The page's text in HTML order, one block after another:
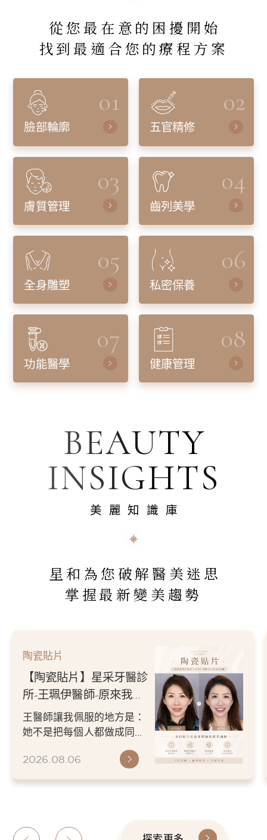
從您最在意的困擾開始
找到最適合您的療程方案
01
臉部輪廓
02
五官精修
03
膚質管理
04
齒列美學
05
全身雕塑
06
私密保養
07
功能醫學
08
健康管理
BEAUTY
INSIGHTS
美麗知識庫
星和為您破解醫美迷思
掌握最新變美趨勢
陶瓷貼片
【陶瓷貼片】星采牙醫診
所-王珮伊醫師-原來我的
不愛笑，只是不喜歡自己
原本的牙齒
王醫師讓我佩服的地方是：
她不是把每個人都做成同一
更適合自己的樣子。 現...
2026.08.06